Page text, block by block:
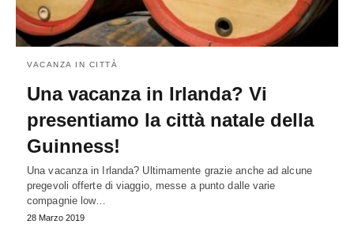
VACANZA IN CITTÀ
Una vacanza in Irlanda? Vi
presentiamo la città natale della
Guinness!
Una vacanza in Irlanda? Ultimamente grazie anche ad alcune
pregevoli offerte di viaggio, messe a punto dalle varie
compagnie low…
28 Marzo 2019